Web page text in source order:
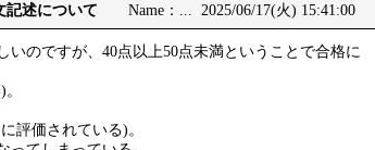
述について Name：... 2025/06/17(火) 15:41:00
のですが、40点以上50点未満ということで合格に
評価されている)。